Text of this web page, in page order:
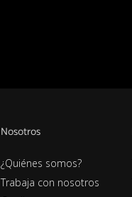
Nosotros
¿Quiénes somos?
Trabaja con nosotros